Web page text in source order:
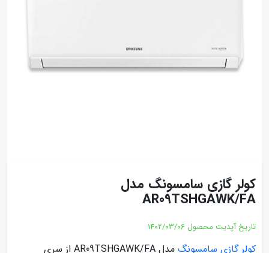
کولر گازی سامسونگ مدل
AR09TSHGAWK/FA
تاریخ آپدیت محصول 1402/03/06
کولر گازی سامسونگ
مدل AR09TSHGAWK/FA از سری